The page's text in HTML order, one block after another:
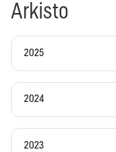
Arkisto
2025
2024
2023